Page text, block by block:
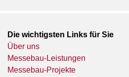
Die wichtigsten Links für Sie
Über uns
Messebau-Leistungen
Messebau-Projekte